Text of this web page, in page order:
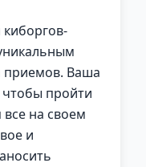
приемов. Ваша
чтобы пройти
на своем
и